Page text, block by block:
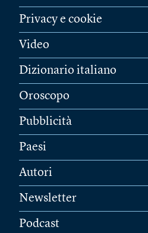
Privacy e cookie
Video
Dizionario italiano
Oroscopo
Pubblicità
Paesi
Autori
Newsletter
Podcast